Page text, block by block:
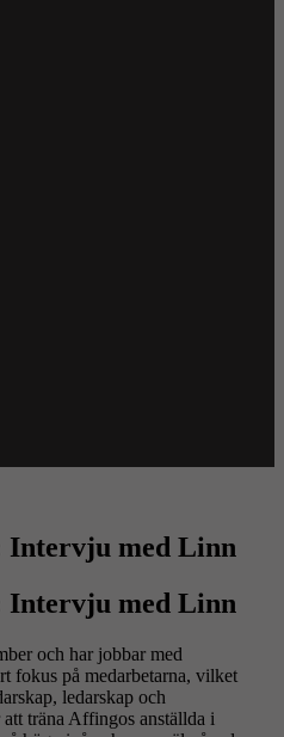
med Linn
med Linn
och har jobbar med
fokus på medarbetarna, vilket
ledarskap och
träna Affingos anställda i